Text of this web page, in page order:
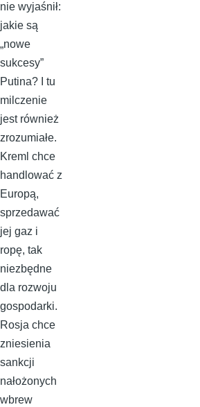
nie wyjaśnił:
jakie są
„nowe
sukcesy”
Putina? I tu
milczenie
jest również
zrozumiałe.
Kreml chce
handlować z
Europą,
sprzedawać
jej gaz i
ropę, tak
niezbędne
dla rozwoju
gospodarki.
Rosja chce
zniesienia
sankcji
nałożonych
wbrew